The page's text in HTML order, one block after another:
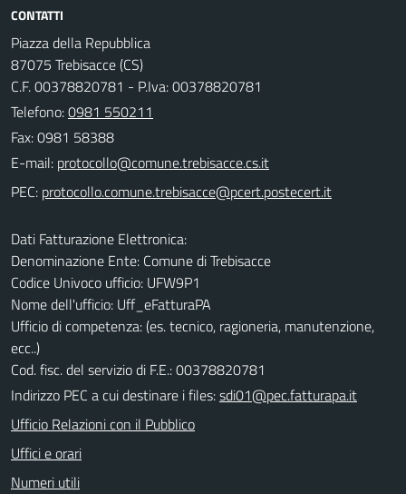
CONTATTI
Piazza della Repubblica
87075 Trebisacce (CS)
C.F. 00378820781 - P.Iva: 00378820781
Telefono:0981 550211
Fax: 0981 58388
E-mail:
PEC:
Dati Fatturazione Elettronica:
Denominazione Ente: Comune di Trebisacce
Codice Univoco ufficio: UFW9P1
Nome dell'ufficio: Uff_eFatturaPA
Ufficio di competenza: (es. tecnico, ragioneria, manutenzione,
ecc..)
Cod. fisc. del servizio di F.E.: 00378820781
Indirizzo PEC a cui destinare i files:sdi01@pec.fatturapa.it
Ufficio Relazioni con il Pubblico
Uffici e orari
Numeri utili